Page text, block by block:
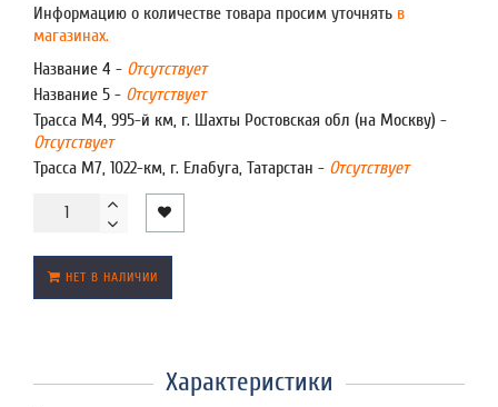
Информацию о количестве товара просим уточнять в
магазинах.
Название 4 - Отсутствует
Название 5 - Отсутствует
Трасса М4, 995-й км, г. Шахты Ростовская обл (на Москву) -
Отсутствует
Трасса М7, 1022-км, г. Елабуга, Татарстан - Отсутствует
НЕТ В НАЛИЧИИ
Характеристики